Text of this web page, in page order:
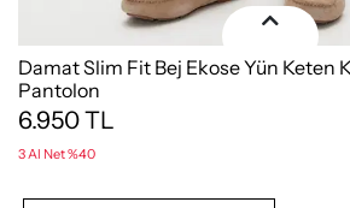
Damat Slim Fit Bej Ekose Yün Keten
Pantolon
6.950TL
3 Al Net %40